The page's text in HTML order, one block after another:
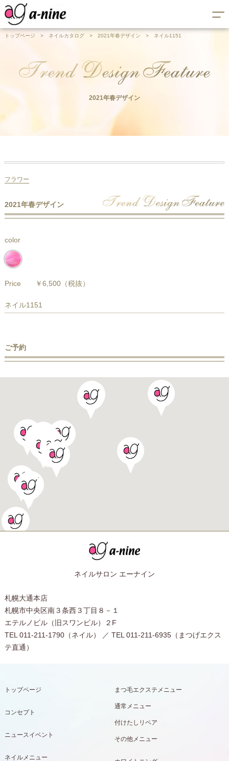
トップページ > ネイルカタログ > 2021年春デザイン > ネイル1151
2021年春デザイン
フラワー
2021年春デザイン
color
Price ￥6,500（税抜）
ネイル1151
ご予約
ネイルサロン エーナイン
札幌大通本店
札幌市中央区南３条西３丁目８－１
エテルノビル（旧スワンビル）２F
TEL 011-211-1790（ネイル） ／ TEL 011-211-6935（まつげエクス
テ直通）
トップページ
コンセプト
ニュースイベント
ネイルメニュー
まつ毛エクステメニュー
通常メニュー
付けたしリペア
その他メニュー